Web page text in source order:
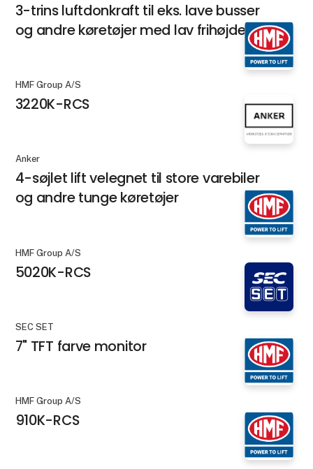
3-trins luftdonkraft til eks. lave busser
og andre køretøjer med lav frihøjde
HMF Group A/S
3220K-RCS
Anker
4-søjlet lift velegnet til store varebiler
og andre tunge køretøjer
HMF Group A/S
5020K-RCS
SEC SET
7" TFT farve monitor
HMF Group A/S
910K-RCS